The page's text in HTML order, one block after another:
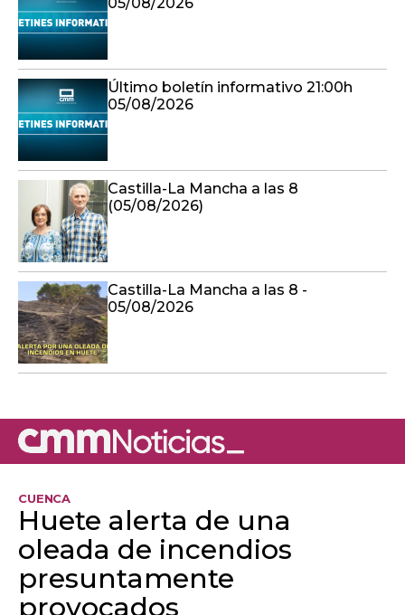
Último boletín informativo 21:00h
05/08/2026
Castilla-La Mancha a las 8
(05/08/2026)
Castilla-La Mancha a las 8 -
05/08/2026
CUENCA
Huete alerta de una
oleada de incendios
presuntamente
provocados